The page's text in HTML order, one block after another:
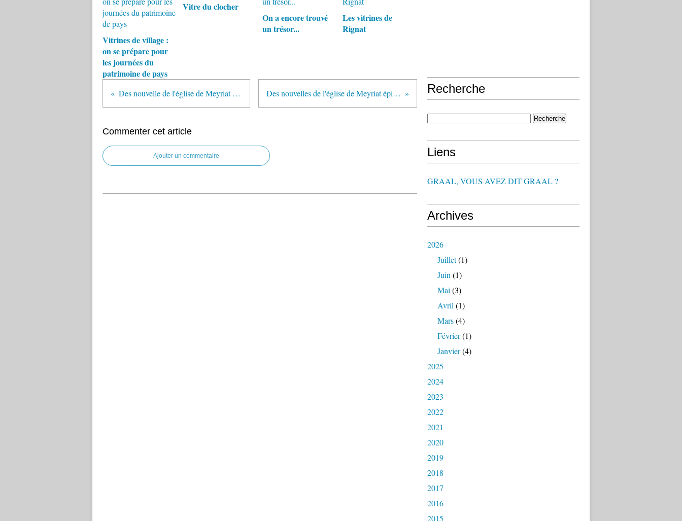
Vitrines de village :
on se prépare pour
les journées du
patrimoine de pays
Vitre du clocher
On a encore trouvé
un trésor...
Les vitrines de
Rignat
Des nouvelle de l'église de Meyriat suite 2 Des nouvelles de l'église de Meyriat épisode 4
Commenter cet article
Ajouter un commentaire
Recherche
Liens
GRAAL, VOUS AVEZ DIT GRAAL ?
Archives
2026
Juillet(1)
Juin (1)
Mai (3)
Avril (1)
Mars(4)
Février(1)
Janvier(4)
2025
2024
2023
2022
2021
2020
2019
2018
2017
2016
2015